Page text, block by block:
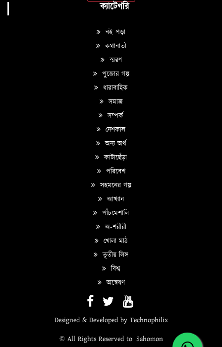
ক্যাটেগরি
বই পড়া
কথাবার্তা
স্মরণ
পুজোর গল্প
ধারাবাহিক
সমাজ
সম্পর্ক
দেশকাল
অন্য অর্থ
কাটাছেঁড়া
পরিবেশ
সহমনের গল্প
আখ্যান
পাঁচমেশালি
অ-শরীরী
খোলা মাঠ
তৃতীয় লিঙ্গ
বিশ্ব
অন্বেষণ
Designed & Developed by Technophilix
© All Rights Reserved to Sahomon